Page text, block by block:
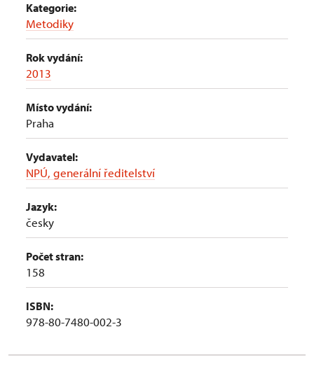
Kategorie:
Metodiky
Rok vydání:
2013
Místo vydání:
Praha
Vydavatel:
NPÚ, generální ředitelství
Jazyk:
česky
Počet stran:
158
ISBN:
978-80-7480-002-3